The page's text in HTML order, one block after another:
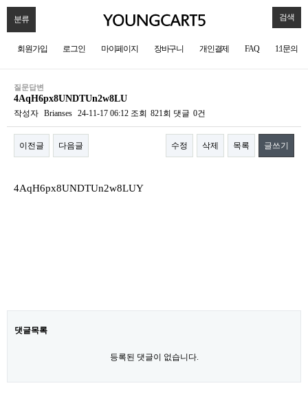
분류 검색
회원가입 로그인 마이페이지 장바구니 개인결제 FAQ 1:1문의
질문답변
4AqH6px8UNDTUn2w8LU
작성자 Brianses 24-11-17 06:12 조회 821회 댓글 0건
이전글 다음글 수정 삭제 목록 글쓰기
4AqH6px8UNDTUn2w8LUY
댓글목록
등록된 댓글이 없습니다.